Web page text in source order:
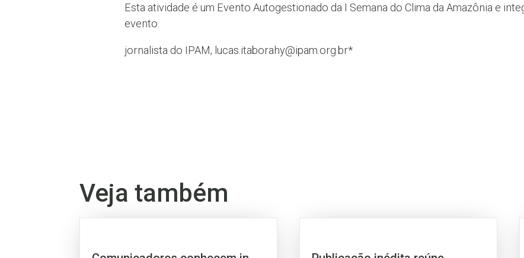
Esta atividade é um Evento Autogestionado da I Semana do Clima da Amazônia e
evento.
jornalista do IPAM, lucas.itaborahy@ipam.org.br*
Veja também